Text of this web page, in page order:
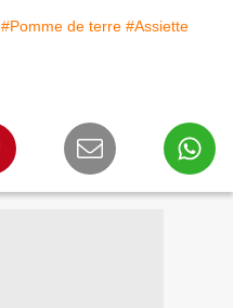
#Pomme de terre #Assiette